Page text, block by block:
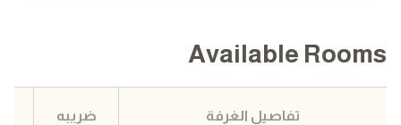
Available Rooms
تفاصيل الغرفة ضريبه